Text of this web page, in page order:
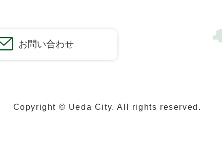
お問い合わせ
Copyright © Ueda City. All rights reserved.